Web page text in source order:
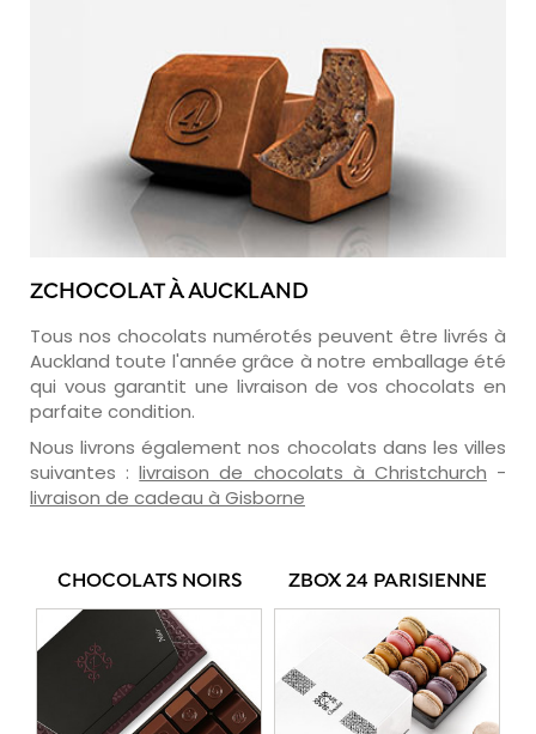
ZCHOCOLAT À AUCKLAND
Tous nos chocolats numérotés peuvent être livrés à
Auckland toute l'année grâce à notre emballage été
qui vous garantit une livraison de vos chocolats en
parfaite condition.
Nous livrons également nos chocolats dans les villes
suivantes :livraison de chocolats à Christchurch -
livraison de cadeau à Gisborne
CHOCOLATS NOIRS ZBOX 24 PARISIENNE